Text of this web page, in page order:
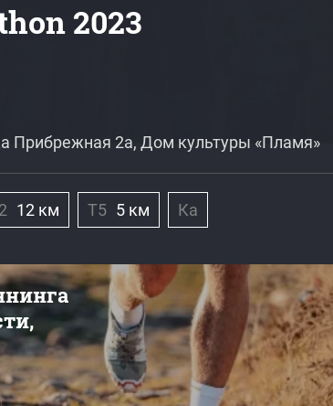
2023
Прибрежная 2а, Дом культуры «Пламя»
12 км Т5 5 км Ка